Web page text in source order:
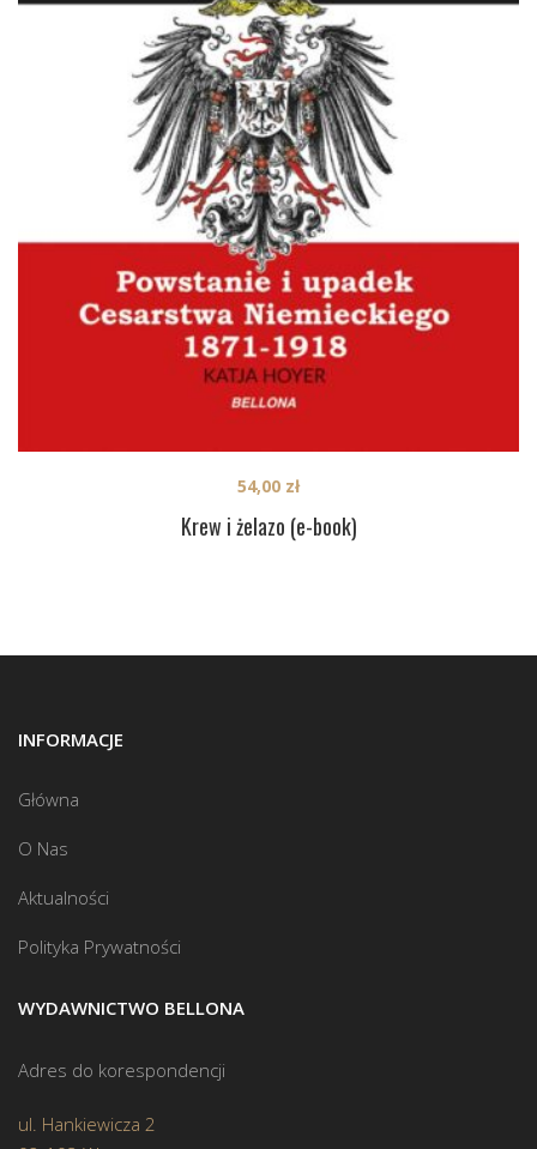
Krew i żelazo (e-book)
54,00 zł
INFORMACJE
Główna
O Nas
Aktualności
Polityka Prywatności
WYDAWNICTWO BELLONA
Adres do korespondencji
ul. Hankiewicza 2